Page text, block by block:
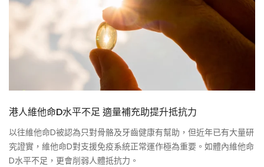
港人維他命D水平不足 適量補充助提升抵抗力
以往維他命D被認為只對骨骼及牙齒健康有幫助，但近年已有大量研
究證實，維他命D對支援免疫系統正常運作極為重要。如體內維他命
D水平不足，更會削弱人體抵抗力。